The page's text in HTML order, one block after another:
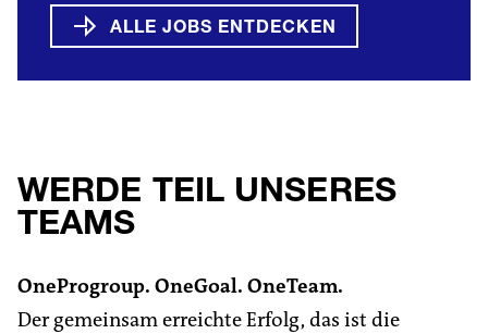
ALLE JOBS ENTDECKEN
WERDE TEIL UNSERES
TEAMS
OneProgroup. OneGoal. OneTeam.
Der gemeinsam erreichte Erfolg, das ist die